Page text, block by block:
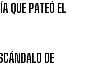
QUE PATEÓ EL
DE